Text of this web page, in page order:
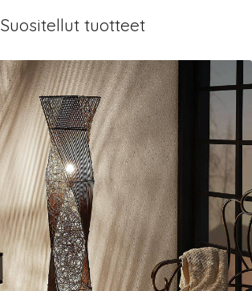
Suositellut tuotteet